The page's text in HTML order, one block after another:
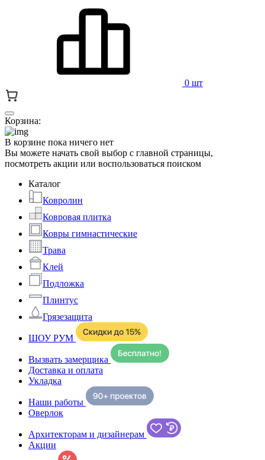
0 шт
Корзина:
В корзине пока ничего нет
Вы можете начать свой выбор с главной страницы,
посмотреть акции или воспользоваться поиском
Каталог
Ковролин
Ковровая плитка
Ковры гимнастические
Трава
Клей
Подложка
Плинтус
Грязезащита
ШОУ РУМ
Вызвать замерщика
Доставка и оплата
Укладка
Наши работы
Оверлок
Архитекторам и дизайнерам
Акции